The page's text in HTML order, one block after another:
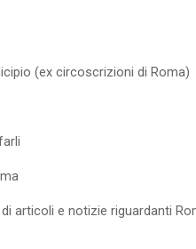
(ex circoscrizioni di Roma)
articoli e notizie riguardanti